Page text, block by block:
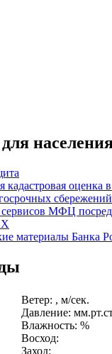
кадастровая оценка
сбережений
сервисов МФЦ
материалы Банка
Ветер: , м/сек.
Давление:
Влажность: %
Восход:
Заход: